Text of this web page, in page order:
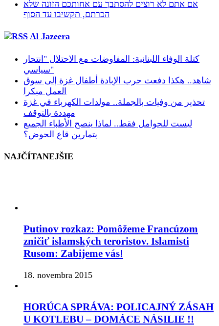
אם אתם לא רוצים להסתבך עם אחותכם הזונה שלא
הכרתם, תקשיבו עד הסוף
Al Jazeera
كتلة الوفاء اللبنانية: المفاوضات مع الاحتلال "انتحار
سياسي"
شاهد.. هكذا دفعت حرب الإبادة أطفال غزة إلى سوق
العمل مبكرا
تحذير من وفيات بالجملة.. مولدات الكهرباء في غزة
مهددة بالتوقف
ليست للحوامل فقط.. لماذا ينصح الأطباء الجميع
بتمارين قاع الحوض؟
NAJČÍTANEJŠIE
Putinov rozkaz: Pomôžeme Francúzom
zničiť islamských teroristov. Islamisti
Rusom: Zabijeme vás!
18. novembra 2015
HORÚCA SPRÁVA: POLICAJNÝ ZÁSAH
U KOTLEBU – DOMÁCE NÁSILIE !!